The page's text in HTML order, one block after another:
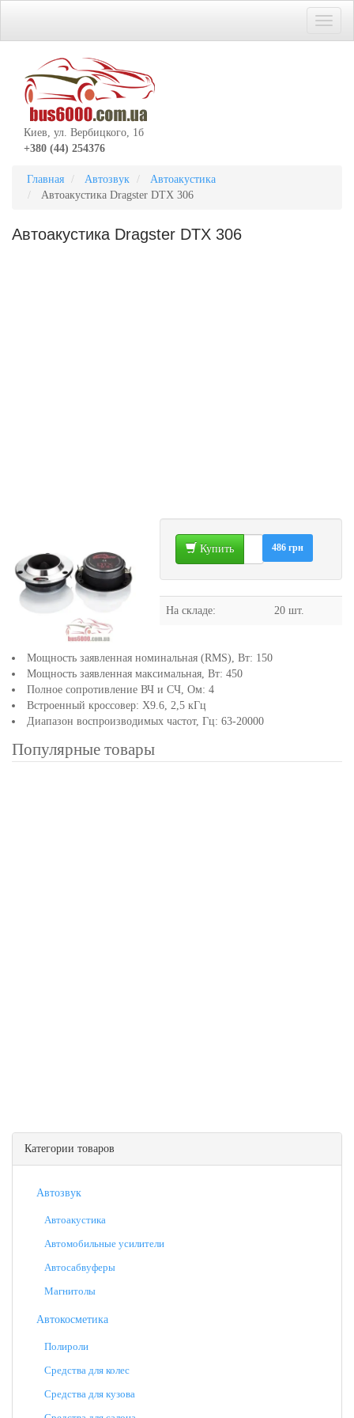
Киев, ул. Вербицкого, 1б
+380 (44) 254376
Главная Автозвук
Автоакустика
Автоакустика Dragster DTX 306
Автоакустика Dragster DTX 306
Купить 486 грн
На складе: 20 шт.
Мощность заявленная номинальная (RMS), Вт: 150
Мощность заявленная максимальная, Вт: 450
Полное сопротивление ВЧ и СЧ, Ом: 4
Встроенный кроссовер: Х9.6, 2,5 кГц
Диапазон воспроизводимых частот, Гц: 63-20000
Популярные товары
Категории товаров
Автозвук
Автоакустика
Автомобильные усилители
Автосабвуферы
Магнитолы
Автокосметика
Полироли
Средства для колес
Средства для кузова